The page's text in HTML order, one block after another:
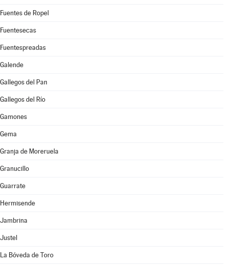
Fuentes de Ropel
Fuentesecas
Fuentespreadas
Galende
Gallegos del Pan
Gallegos del Río
Gamones
Gema
Granja de Moreruela
Granucillo
Guarrate
Hermisende
Jambrina
Justel
La Bóveda de Toro